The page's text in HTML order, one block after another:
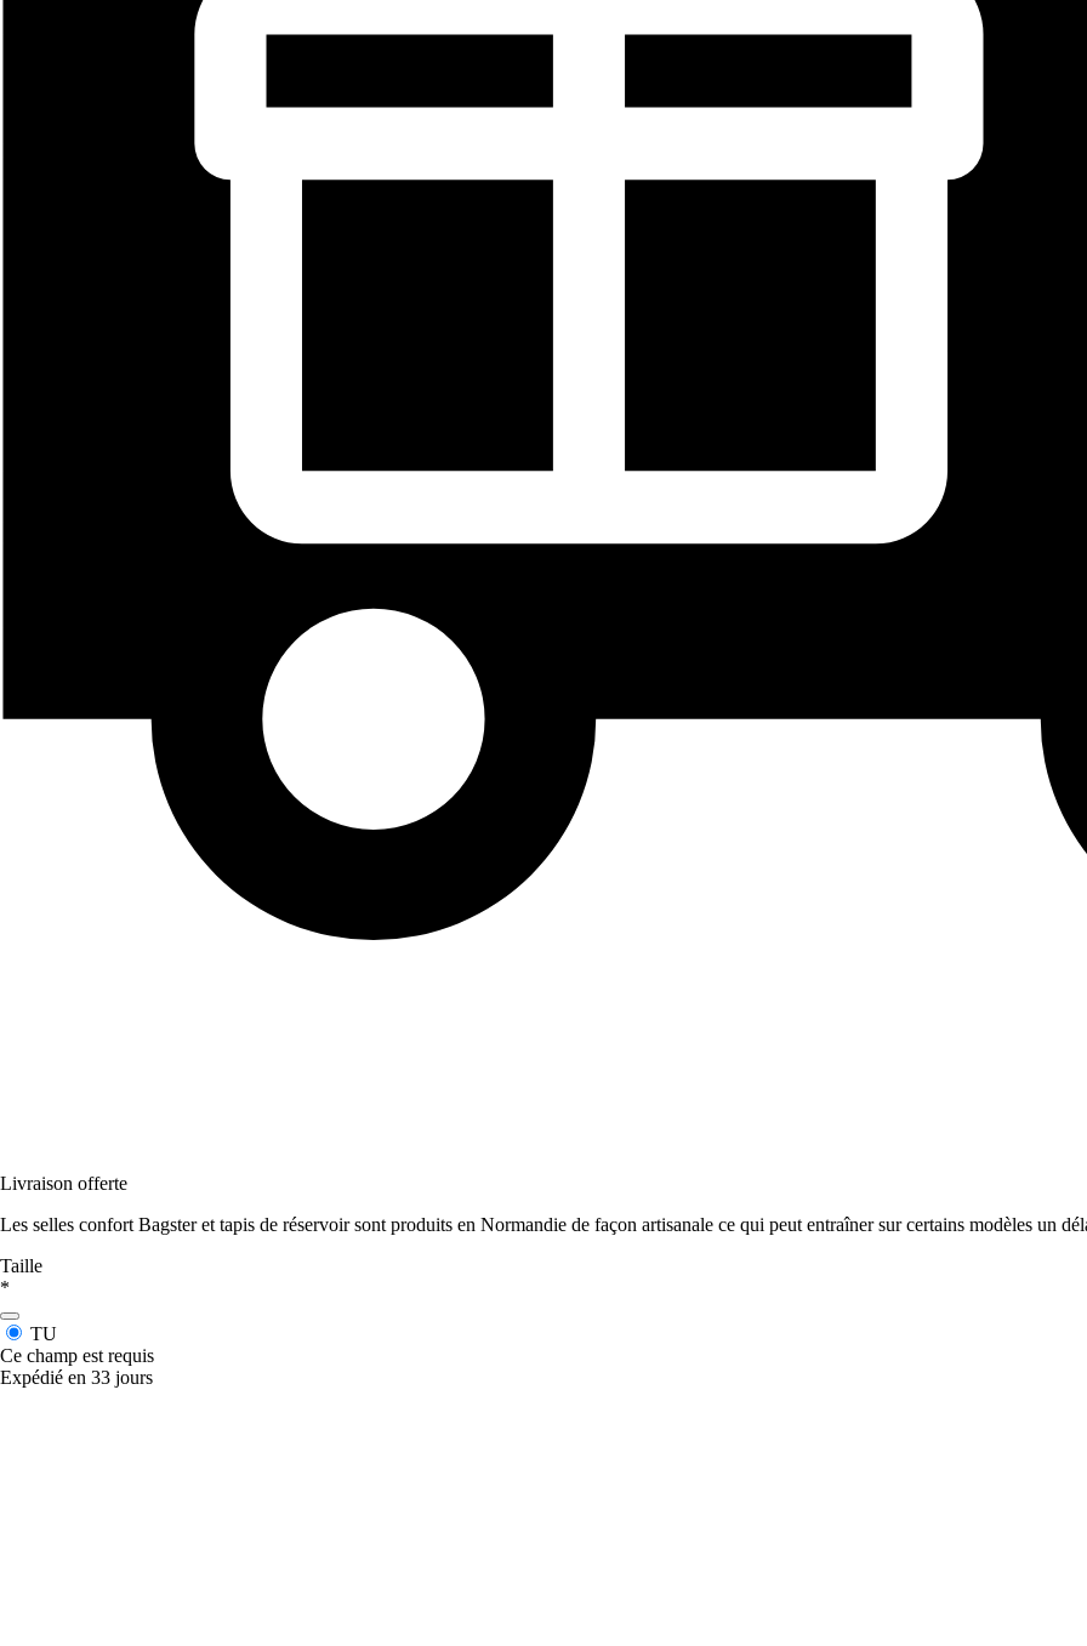
Livraison offerte
Les selles confort Bagster et tapis de réservoir sont produits en Normandie de façon artisanale ce qui peut entraîner sur certains modèles un
Taille
*
TU
Ce champ est requis
Expédié en 33 jours